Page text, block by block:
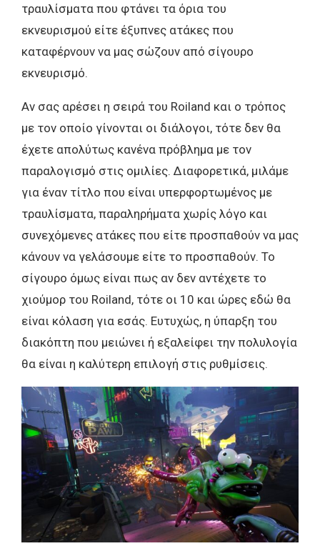
τραυλίσματα που φτάνει τα όρια του
εκνευρισμού είτε έξυπνες ατάκες που
καταφέρνουν να μας σώζουν από σίγουρο
εκνευρισμό.
Αν σας αρέσει η σειρά του Roiland και ο τρόπος
με τον οποίο γίνονται οι διάλογοι, τότε δεν θα
έχετε απολύτως κανένα πρόβλημα με τον
παραλογισμό στις ομιλίες. Διαφορετικά, μιλάμε
για έναν τίτλο που είναι υπερφορτωμένος με
τραυλίσματα, παραληρήματα χωρίς λόγο και
συνεχόμενες ατάκες που είτε προσπαθούν να μας
κάνουν να γελάσουμε είτε το προσπαθούν. Το
σίγουρο όμως είναι πως αν δεν αντέχετε το
χιούμορ του Roiland, τότε οι 10 και ώρες εδώ θα
είναι κόλαση για εσάς. Ευτυχώς, η ύπαρξη του
διακόπτη που μειώνει ή εξαλείφει την πολυλογία
θα είναι η καλύτερη επιλογή στις ρυθμίσεις.